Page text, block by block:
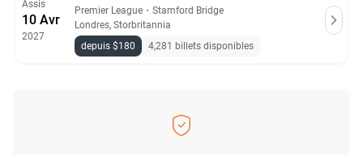
Assis
10 Avr
2027
Premier League ・ Stamford Bridge
Londres, Storbritannia
depuis $180
4,281 billets disponibles